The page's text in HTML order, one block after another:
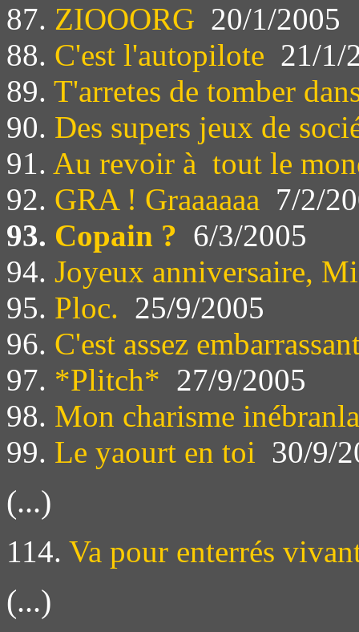
87. ZIOOORG 20/1/2005
88. C'est l'autopilote 21/1/
89. T'arretes de tomber
90. Des supers jeux de
91. Au revoir à tout le
92. GRA ! Graaaaaa 7/2/
93. Copain ? 6/3/2005
94. Joyeux anniversaire,
95. Ploc. 25/9/2005
96. C'est assez
97. *Plitch* 27/9/2005
98. Mon charisme
99. Le yaourt en toi 30/9/
(...)
114. Va pour enterrés
(...)